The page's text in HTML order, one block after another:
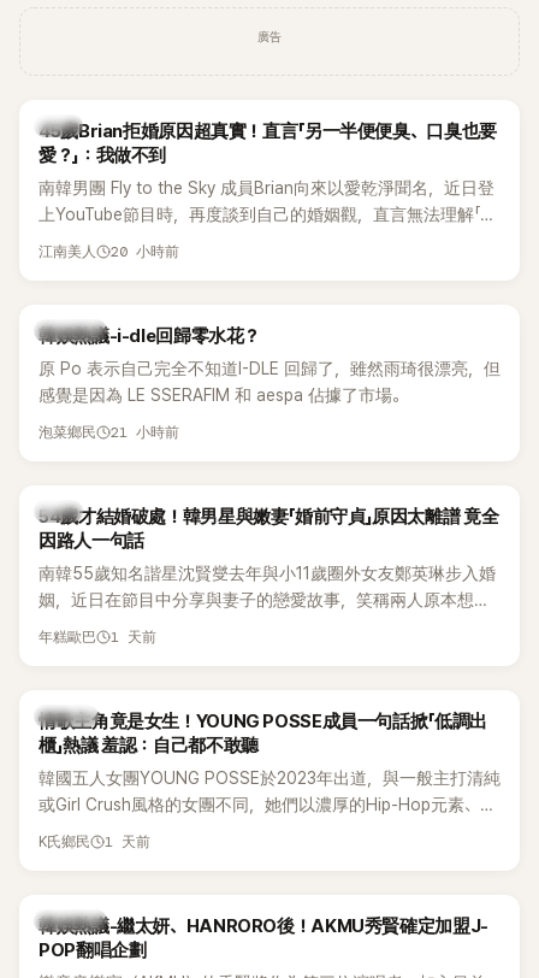
廣告
韓星
45歲Brian拒婚原因超真實！直言「另一半便便臭、口臭也要
愛？」：我做不到
南韓男團 Fly to the Sky 成員Brian向來以愛乾淨聞名，近日登
上YouTube節目時，再度談到自己的婚姻觀，直言無法理解「連
另一半的口臭、便便臭都要愛」這種說法，更大方表明自己是不
江南美人 20 小時前
熱議討論
韓娛熱議-i-dle回歸零水花？
原 Po 表示自己完全不知道I-DLE 回歸了，雖然雨琦很漂亮，但
感覺是因為 LE SSERAFIM 和 aespa 佔據了市場。
泡菜鄉民 21 小時前
韓星
54歲才結婚破處！韓男星與嫩妻「婚前守貞」原因太離譜 竟全
因路人一句話
南韓55歲知名諧星沈賢燮去年與小11歲圈外女友鄭英琳步入婚
姻，近日在節目中分享與妻子的戀愛故事，笑稱兩人原本想享
受兩人世界，沒想到站在飯店門口時竟被路人認出，還一路替
年糕歐巴 1 天前
K-POP
情歌主角竟是女生！YOUNG POSSE成員一句話掀「低調出
櫃」熱議 羞認：自己都不敢聽
韓國五人女團YOUNG POSSE於2023年出道，與一般主打清純
或Girl Crush風格的女團不同，她們以濃厚的Hip-Hop元素、自
創Rap及成員親自參與創作為特色，MV也融入美式街頭、塗
為第五代女團中極具辨識度的新生代代表之一。
K氏鄉民 1 天前
熱議討論
韓娛熱議-繼太妍、HANRORO後！AKMU秀賢確定加盟J-
POP翻唱企劃